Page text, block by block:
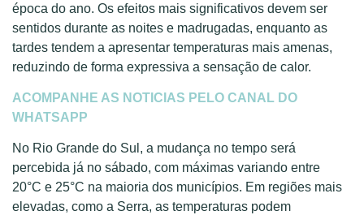
época do ano. Os efeitos mais significativos devem ser
sentidos durante as noites e madrugadas, enquanto as
tardes tendem a apresentar temperaturas mais amenas,
reduzindo de forma expressiva a sensação de calor.
ACOMPANHE AS NOTICIAS PELO CANAL DO
WHATSAPP
No Rio Grande do Sul, a mudança no tempo será
percebida já no sábado, com máximas variando entre
20°C e 25°C na maioria dos municípios. Em regiões mais
elevadas, como a Serra, as temperaturas podem